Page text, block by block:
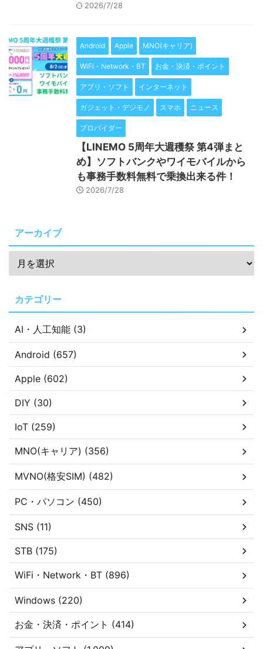
2026/7/28
Android Apple MNO(キャリア)
WiFi・Network・BT お金・決済・ポイント
アプリ・ソフト インターネット
ガジェット・デジモノ スマホ ニュース
プロバイダー
【LINEMO 5周年大週穫祭 第4弾まと
め】ソフトバンクやワイモバイルから
も事務手数料無料で乗換出来る件！
2026/7/28
アーカイブ
カテゴリー
AI・人工知能 (3)
Android (657)
Apple (602)
DIY (30)
IoT (259)
MNO(キャリア) (356)
MVNO(格安SIM) (482)
PC・パソコン (450)
SNS (11)
STB (175)
WiFi・Network・BT (896)
Windows (220)
お金・決済・ポイント (414)